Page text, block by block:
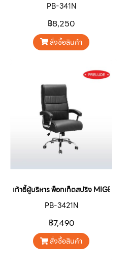
PB-341N
฿8,250
สั่งซื้อสินค้า
เก้าอี้ผู้บริหาร พ็อกเก็ตสปริง MIGEULII
PB-3421N
฿7,490
สั่งซื้อสินค้า